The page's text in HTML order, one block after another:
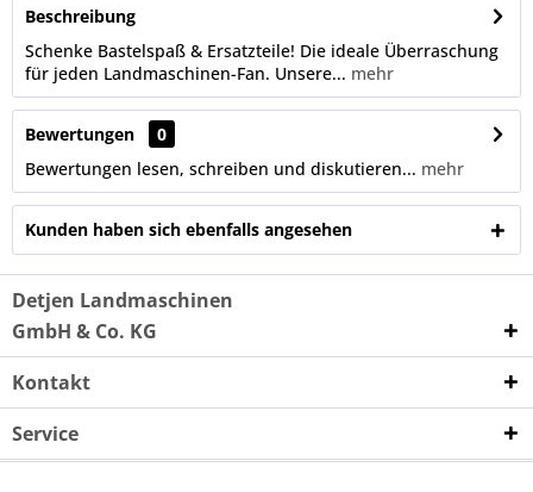
Beschreibung
Schenke Bastelspaß & Ersatzteile! Die ideale Überraschung
für jeden Landmaschinen-Fan. Unsere... mehr
Bewertungen
0
Bewertungen lesen, schreiben und diskutieren... mehr
Kunden haben sich ebenfalls angesehen
Detjen Landmaschinen
GmbH & Co. KG
Kontakt
Service